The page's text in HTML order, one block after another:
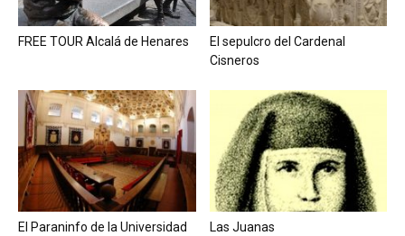
FREE TOUR Alcalá de Henares
El sepulcro del Cardenal
Cisneros
El Paraninfo de la Universidad
Las Juanas